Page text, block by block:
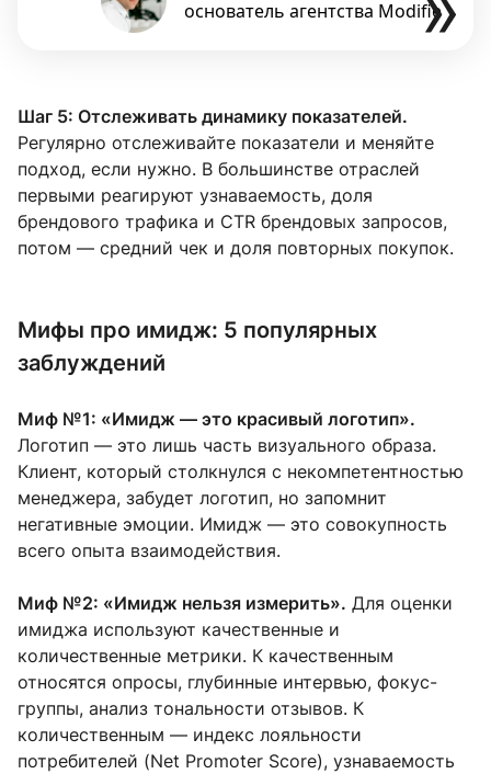
Шаг 5: Отслеживать динамику показателей.
Регулярно отслеживайте показатели и меняйте
подход, если нужно. В большинстве отраслей
первыми реагируют узнаваемость, доля
брендового трафика и CTR брендовых запросов,
потом — средний чек и доля повторных покупок.
Мифы про имидж: 5 популярных
заблуждений
Миф №1: «Имидж — это красивый логотип».
Логотип — это лишь часть визуального образа.
Клиент, который столкнулся с некомпетентностью
менеджера, забудет логотип, но запомнит
негативные эмоции. Имидж — это совокупность
всего опыта взаимодействия.
Миф №2: «Имидж нельзя измерить». Для оценки
имиджа используют качественные и
количественные метрики. К качественным
относятся опросы, глубинные интервью, фокус-
группы, анализ тональности отзывов. К
количественным — индекс лояльности
потребителей (Net Promoter Score), узнаваемость